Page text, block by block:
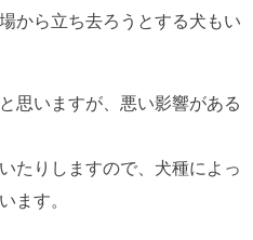
から立ち去ろうとする犬もい
思いますが、悪い影響がある
たりしますので、犬種によっ
ます。